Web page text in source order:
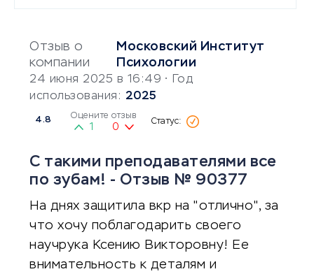
Отзыв о
компании
Московский Институт
Психологии
24 июня 2025 в 16:49 • Год
использования: 2025
4.8 Оцените отзыв
1 0
С такими преподавателями все
по зубам! - Отзыв № 90377
На днях защитила вкр на "отлично", за
что хочу поблагодарить своего
научрука Ксению Викторовну! Ее
внимательность к деталям и